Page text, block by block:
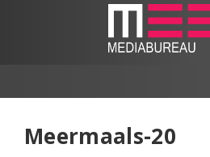
Meermaals-20